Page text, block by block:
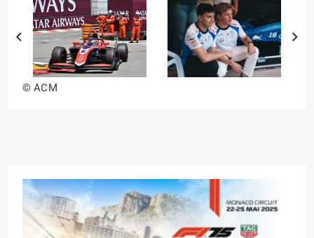
© ACM